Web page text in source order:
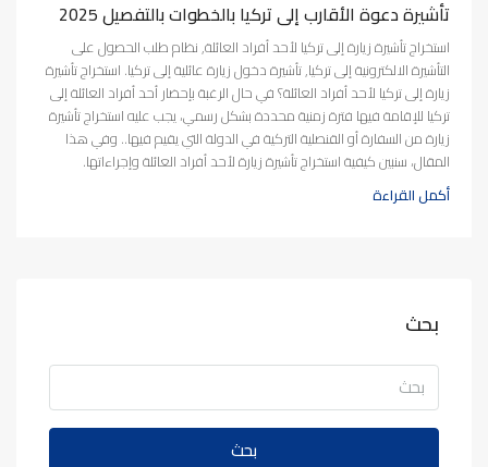
تأشيرة دعوة الأقارب إلى تركيا بالخطوات بالتفصيل 2025
استخراج تأشيرة زيارة إلى تركيا لأحد أفراد العائلة, نظام طلب الحصول على
التأشيرة الالكترونية إلى تركيا, تأشيرة دخول زيارة عائلية إلى تركيا. استخراج تأشيرة
زيارة إلى تركيا لأحد أفراد العائلة؟ في حال الرغبة بإحضار أحد أفراد العائلة إلى
تركيا للإقامة فيها فترة زمنية محددة بشكل رسمي، يجب عليه استخراج تأشيرة
زيارة من السفارة أو القنصلية التركية في الدولة التي يقيم فيها.. وفي هذا
المقال، سنبين كيفية استخراج تأشيرة زيارة لأحد أفراد العائلة وإجراءاتها.
أكمل القراءة
بحث
بحث